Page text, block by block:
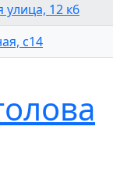
улица, 12 к6
с14